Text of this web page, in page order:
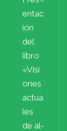
entac
ión
del
libro
«Visi
ones
actua
les
de al-